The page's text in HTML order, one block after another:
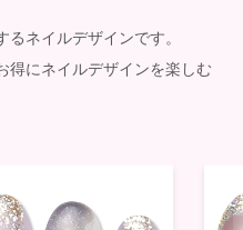
ネイルデザインです。
得にネイルデザインを楽しむ